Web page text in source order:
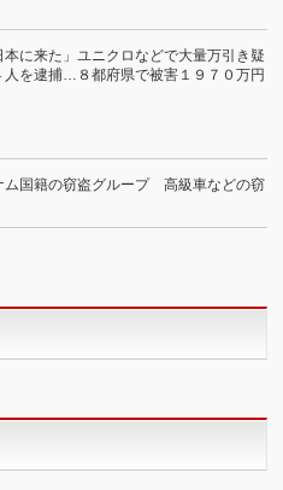
本に来た」ユニクロなどで大量万引き疑
人を逮捕…８都府県で被害１９７０万円
国籍の窃盗グループ 高級車などの窃